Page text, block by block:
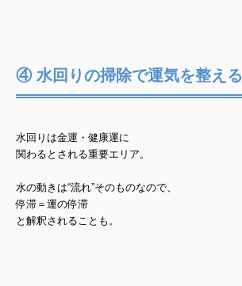
④ 水回りの掃除で運気を整える
水回りは金運・健康運に
関わるとされる重要エリア。
水の動きは“流れ”そのものなので、
停滞＝運の停滞
と解釈されることも。